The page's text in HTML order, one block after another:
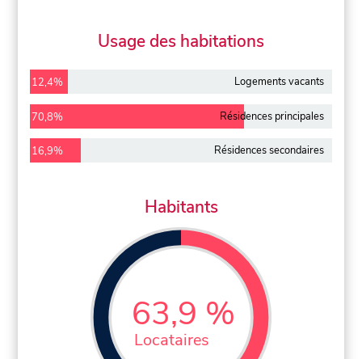
Usage des habitations
12,4% Logements vacants
70,8% Résidences principales
16,9% Résidences secondaires
Habitants
63,9 %
Locataires